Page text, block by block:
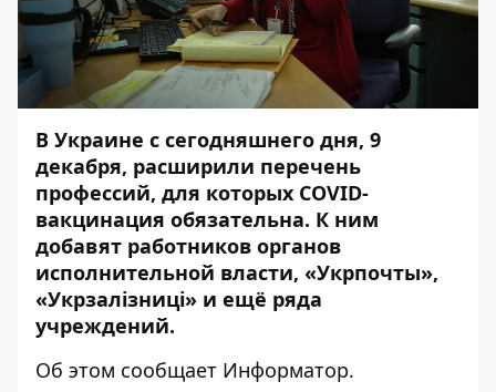
В Украине с сегодняшнего дня, 9
декабря, расширили перечень
профессий, для которых COVID-
вакцинация обязательна. К ним
добавят работников органов
исполнительной власти, «Укрпочты»,
«Укрзалізниці» и ещё ряда
учреждений.
Об этом сообщает Информатор.